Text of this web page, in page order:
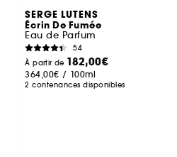
SERGE LUTENS
Écrin De Fumée
Eau de Parfum
54
À partir de 182,00€
364,00€ / 100ml
2 contenances disponibles